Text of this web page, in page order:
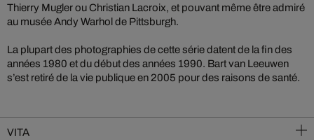
Thierry Mugler ou Christian Lacroix, et pouvant même être admiré
au musée Andy Warhol de Pittsburgh.
La plupart des photographies de cette série datent de la fin des
années 1980 et du début des années 1990. Bart van Leeuwen
s’est retiré de la vie publique en 2005 pour des raisons de santé.
VITA